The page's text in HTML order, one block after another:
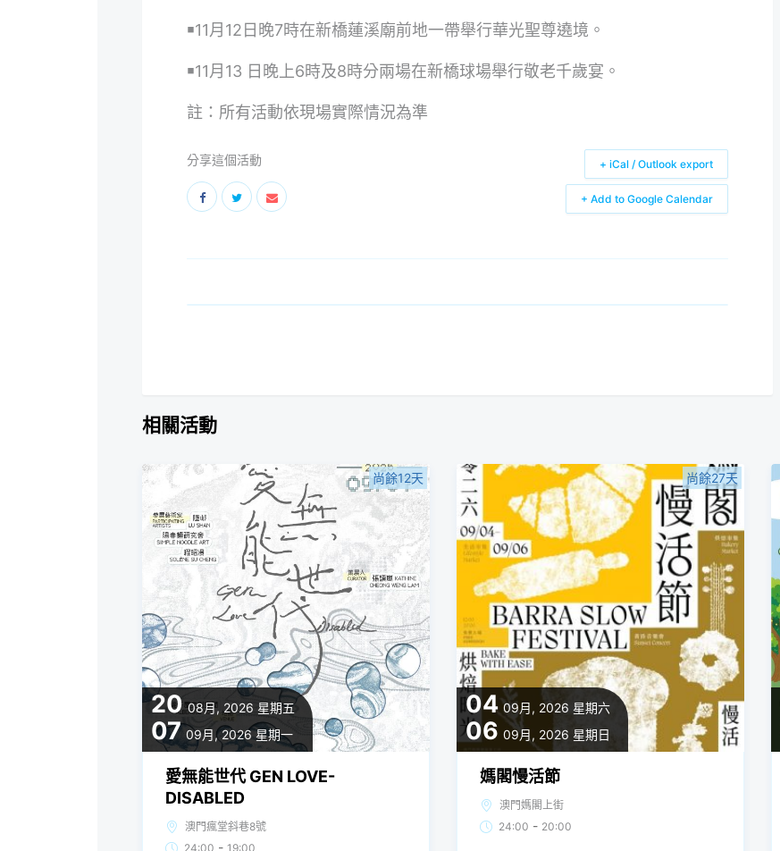
￭11月 12 日晚7時在新橋蓮溪廟前地一帶舉行華光聖尊遶境。
￭11月 13 日晚上6時及8時分兩場在新橋球場舉行敬老千歲宴。
註：所有活動依現場實際情況為準
分享這個活動
+ Add to Google Calendar
+ iCal / Outlook export
相關活動
20 08月, 2026 星期五
07 09月, 2026 星期一
尚餘12天
愛無能世代 GEN LOVE-
DISABLED
澳門瘋堂斜巷8號
24:00 - 19:00
04 09月, 2026 星期六
06 09月, 2026 星期日
尚餘27天
媽閣慢活節
澳門媽閣上街
24:00 - 20:00